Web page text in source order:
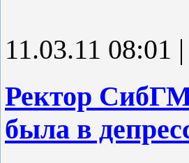
11.03.11 08:01 |
Ректор
была в